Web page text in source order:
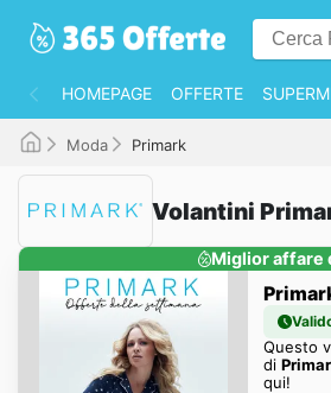
HOMEPAGE OFFERTE
Moda Primark
Volantini
Miglior affare
Questo
di
qui!